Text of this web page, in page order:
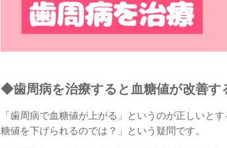
◆歯周病を治療すると 血糖値が改善す
「歯周病で血糖値が上がる」 というのが正しいとす
糖値を下げられるのでは？」
という疑問です。